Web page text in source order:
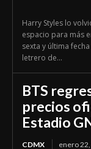
Harry Styles lo
espacio para más
sexta y última
letrero de...
BTS
precios
Estadio
CDMX enero